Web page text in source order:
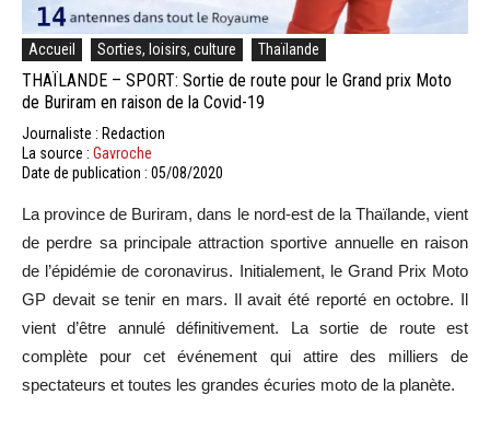
Accueil Sorties, loisirs, culture Thaïlande
THAÏLANDE – SPORT: Sortie de route pour le Grand prix Moto
de Buriram en raison de la Covid-19
Journaliste : Redaction
La source : Gavroche
Date de publication : 05/08/2020
La province de Buriram, dans le nord-est de la Thaïlande, vient
de perdre sa principale attraction sportive annuelle en raison
de l’épidémie de coronavirus. Initialement, le Grand Prix Moto
GP devait se tenir en mars. Il avait été reporté en octobre. Il
vient d’être annulé définitivement. La sortie de route est
complète pour cet événement qui attire des milliers de
spectateurs et toutes les grandes écuries moto de la planète.